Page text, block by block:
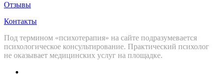
Отзывы
Контакты
Под термином «психотерапия» на сайте подразумевается
психологическое консультирование. Практический психолог
не оказывает медицинских услуг на площадке.